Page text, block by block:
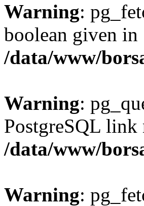
Warning:
boolean given in
/data/www/
Warning:
PostgreSQL link
/data/www/
Warning: